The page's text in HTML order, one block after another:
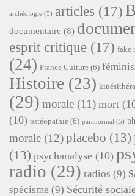
archéologie (5) articles (17)
documentaire (8)
esprit critique (17) fake
(24) France Culture (6)
Histoire (23)
(29) morale (11) mort
(10) ostéopathie (6) paranormal (5)
morale (12)placebo (13)
(13) psychanalyse (10)
radio (29) radios (9)
spécisme (9) Sécurité